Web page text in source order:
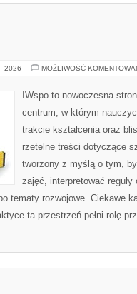
2026 MOŻLIWOŚĆ
IWspo to nowoczesna
centrum, w którym
trakcie kształcenia oraz
rzetelne treści dotyczące
tworzony z myślą o tym,
zajęć, interpretować
tematy rozwojowe. Ciekawe
ta przestrzeń pełni rolę